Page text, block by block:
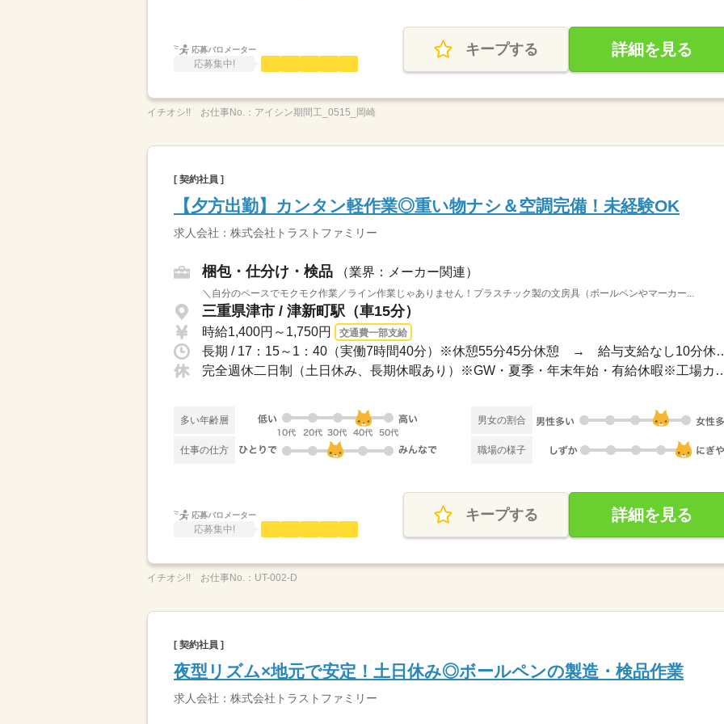
応募バロメーター
応募集中!
キープする 詳細を見る
イチオシ!! お仕事No.： アイシン期間工_0515_岡崎
[ 契約社員 ]
【夕方出勤】カンタン軽作業◎重い物ナシ＆空調完備！未経験OK
求人会社：株式会社トラストファミリー
梱包・仕分け・検品 （業界：メーカー関連）
＼自分のペースでモクモク作業／ライン作業じゃありません！プラスチック製の文房具（ボールペンやマーカー...
三重県津市 / 津新町駅（車15分）
時給1,400円～1,750円 交通費一部支給
長期 / 17：15～1：40（実働7時間40分
完全週休二日制（土日休み、長期休暇あり）※GW
多い年齢層 男女の割合
仕事の仕方 職場の様子
応募バロメーター
応募集中!
キープする 詳細を見る
イチオシ!! お仕事No.： UT-002-D
[ 契約社員 ]
夜型リズム×地元で安定！土日休み◎ボールペンの製造・検品作業
求人会社：株式会社トラストファミリー